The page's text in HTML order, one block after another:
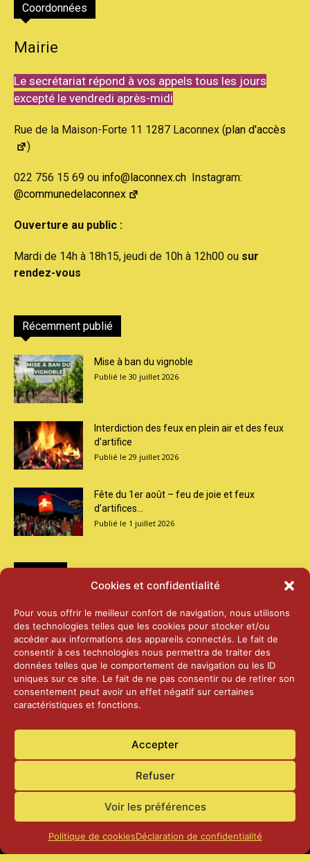
Cookies et confidentialité
Pour vous offrir le meilleur confort de navigation, nous utilisons
des technologies telles que les cookies pour stocker et/ou
accéder aux informations des appareils connectés. Le fait de
consentir à ces technologies nous permettra de traiter des
données telles que le comportement de navigation ou les ID
uniques sur ce site. Le fait de ne pas consentir ou de retirer son
consentement peut avoir un effet négatif sur certaines
caractéristiques et fonctions.
Accepter
Refuser
Voir les préférences
Politique de cookiesDéclaration de confidentialité
Coordonnées
Mairie
Le secrétariat répond à vos appels tous les jours
excepté le vendredi après-midi
Rue de la Maison-Forte 11 1287 Laconnex (plan d'accès
)
022 756 15 69 ou info@laconnex.ch Instagram:
@communedelaconnex
Ouverture au public :
Mardi de 14h à 18h15, jeudi de 10h à 12h00 ou sur
rendez-vous
Récemment publié
Mise à ban du vignoble
30 juillet 2026
Interdiction des feux en plein air et des feux
d’artifice
29 juillet 2026
Fête du 1er août – feu de joie et feux
d’artifices...
1 juillet 2026
2026 – Laiterie d’Orsières et Abbaye de St-
Maurice
25 juin 2026
2025 – Palais Fédéral – Berne
25 juin 2026
Aînés – Noël 2024
Accueil Actualités Contact Confidentialité